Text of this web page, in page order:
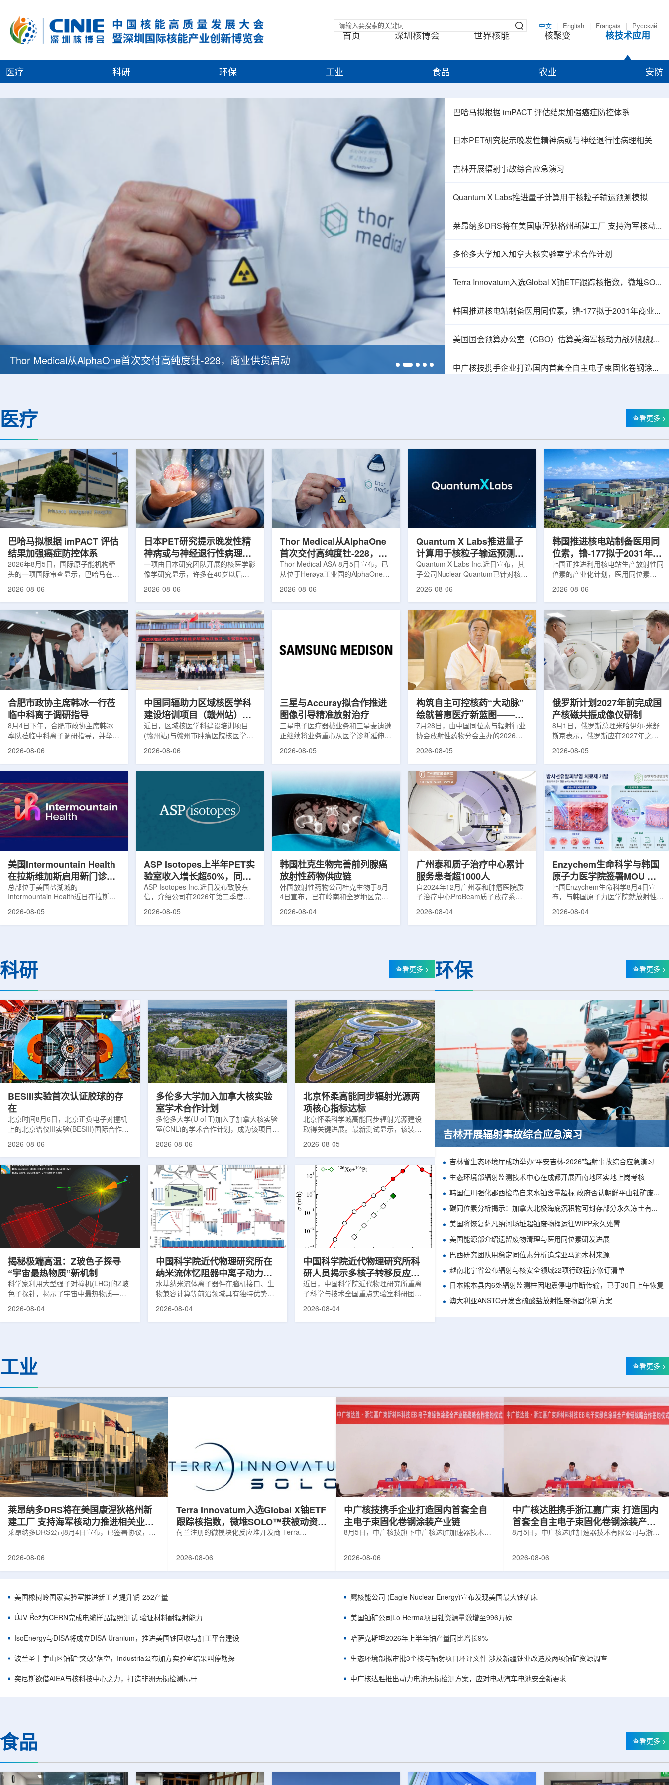
中文 English Français Русский
首页 深圳核博会 世界核能 核聚变 核技术应用
医疗 科研 环保 工业 食品 农业 安防
Thor Medical从AlphaOne首次交付高纯度钍-228，商业供货启动
巴哈马拟根据 imPACT 评估结果加强癌症防控体系
日本PET研究提示晚发性精神病或与神经退行性病理相关
吉林开展辐射事故综合应急演习
Quantum X Labs推进量子计算用于核粒子输运预测模拟
莱昂纳多DRS将在美国康涅狄格州新建工厂 支持海军核动力推进相关业务增长
多伦多大学加入加拿大核实验室学术合作计划
Terra Innovatum入选Global X铀ETF跟踪核指数，微堆SOLO™获被动资金曝光
韩国推进核电站制备医用同位素，镥-177拟于2031年商业化生产
美国国会预算办公室（CBO）估算美海军核动力战列舰舰队总成本2750亿美元
中广核技携手企业打造国内首套全自主电子束固化卷钢涂装产业链
医疗 查看更多 >
巴哈马拟根据 imPACT 评估
结果加强癌症防控体系
2026年8月5日，国际原子能机构牵
头的一项国际审查显示，巴哈马在加
强癌症治疗服务方面具备进一步提升
治疗效果提出了路线图。巴哈马拿骚
玛格丽特公主医院(图片：Pelow
Media/Adobe Stock)这项 imPACT
评估由国际原子能机构、世界卫生组
织/泛美卫生组织和国际癌症研究机
构共同开展，应巴哈马卫生与健康部
请求进行，重点评估该国癌症防控能
力和实际需求。6月9日至11日，专
2026-08-06
日本PET研究提示晚发性精
神病或与神经退行性病理相
关
一项由日本研究团队开展的核医学影
像学研究显示，许多在40岁以后首
次出现幻觉、妄想等精神病性症状的
常沉积。研究纳入37名晚发性精神
病患者和47名年龄匹配的健康对照
者。研究人员采用淀粉样蛋白PET示
踪剂^11C-PiB，以及tau蛋白PET示
踪剂^18F-florzolotau，对受试者大
脑中的β-淀粉样蛋白和tau蛋白积累
情况进行评估。结果显示，晚发性精
2026-08-06
Thor Medical从AlphaOne
首次交付高纯度钍-228，商
业供货启动
Thor Medical ASA 8月5日宣布，已
从位于Herøya工业园的AlphaOne生
产设施完成首批高纯度钍-228(Th-
工业规模制造的开始，首批客户交付
表明公司已完成从产能建设到利用首
2026-08-06
Quantum X Labs推进量子
计算用于核粒子输运预测模
拟
Quantum X Labs Inc.近日宣布，其
子公司Nuclear Quantum已针对核工
业计算模拟中的一项瓶颈提出新方
算密集型场景。据介绍，传统粒子输
运模拟在核医学系统设计中具有重要
作用，但往往需要大量计算资源，并
伴随较长运行时间，影响研发和优化
效率。Nuclear Quantum此次提出的
技术，旨在把物理输运模型转化为量
子电路，使粒子传播和随机游走动力
学能够直接在量子计算框架中表示和
2026-08-06
韩国推进核电站制备医用同
位素，镥-177拟于2031年商
业化生产
韩国正推进利用核电站生产放射性同
位素的产业化计划，医用同位素
镥-177(Lu-177)被列为首个商业化目
产，后续还可能将产品范围扩大至
钴-60、氚-3和氦-3等同位素。Lu-
177是当前全球放射性药物市场中应
用较广的治疗性放射性同位素，可用
于前列腺癌、神经内分泌肿瘤等疾病
相关放射性药物。此前，韩国所需
Lu-177完全依赖进口。由于其半衰
期约为6.6天，从生产、运输到药物
2026-08-06
合肥市政协主席韩冰一行莅
临中科离子调研指导
8月4日下午，合肥市政协主席韩冰
率队莅临中科离子调研指导，并举行
座谈交流。市人大常委会副主任雍凤
中国科学院合肥物质科学研究院副院
长宋云涛，中科离子董事长刘璐，总
经理陈永华，副总经理丁开忠、李
俊、光若怀陪同。韩冰一行详细了解
中科离子产业布局、经营情况，重点
围绕核医疗及高端装备关键技术突
2026-08-06
中国同辐助力区域核医学科
建设培训项目（赣州站）与
赣州市肿瘤医院核医学诊疗
高质量建设项目同步启动
近日，区域核医学科建设培训项目
(赣州站)与赣州市肿瘤医院核医学诊
疗高质量建设项目在赣州市肿瘤医院
任杨传盛主持。赣州市卫生健康委员
会副主任傅伟、中华医学会核医学分
会主任委员汪静、赣州市肿瘤医院党
2026-08-06
三星与Accuray拟合作推进
图像引导精准放射治疗
三星电子医疗器械业务和三星麦迪逊
正继续将业务重心从医学诊断延伸至
治疗领域。8月5日，三星HME美国
书，双方计划围绕基于容积成像的精
准放射治疗解决方案开展合作探讨。
根据意向书，双方拟研究将三星移动
CT扫描仪BodyTom与Accuray机器
人放射外科平台CyberKnife相结合。
该合作方向旨在把高分辨率三维成像
能力与图像引导机器人放射外科技术
连接起来，使医务人员能够更准确地
2026-08-05
构筑自主可控核药“大动脉”
绘就普惠医疗新蓝图——专
访中国同辐总工程师、中核
集团首席科学家刘蕴韬
7月28日，由中国同位素与辐射行业
协会放射性药物分会主办的2026年
放射性药物创新发展大会在山西省太
(以下简称：中国同辐)在推动核医疗
科技自立自强与普惠民生方面发挥着
压舱石的作用。在大会间隙，中国同
辐党委委员、总工程师、中核集团首
席科学家刘蕴韬接受记者专访时表
示，中国同辐将加快在建医药中心投
产运行，加快智慧核医学系统布局，
持续缩小城乡核医疗资源差距。同
2026-08-05
俄罗斯计划2027年前完成国
产核磁共振成像仪研制
8月1日，俄罗斯总理米哈伊尔·米舒
斯京表示，俄罗斯应在2027年之前
完成国产核磁共振成像仪的研制工
察中心已安装的磁共振成像设备时，
他向俄罗斯卫生部长米哈伊尔·穆拉
什科询问国产设备研发情况。穆拉什
科表示，相关研发工作正由俄罗斯国
家原子能公司推进，并称该设备预计
将在明年完成。米舒斯京随后表示，
希望俄罗斯明年能够拥有本国研制的
核磁共振成像仪。该设备若按计划
2026-08-05
美国Intermountain Health
在拉斯维加斯启用新门诊诊
所，配置PET/CT和直线加
速器
总部位于美国盐湖城的
Intermountain Health近日在拉斯维
加斯西南部启用一座新的门诊诊所。
开放日活动后正式开放。该诊所整合
了此前分布在拉斯维加斯谷多个地点
疗服务。根据介绍，诊所服务范围包
括成人及...
2026-08-05
ASP Isotopes上半年PET实
验室收入增长超50%，同位
素浓缩设施推进商业生产
ASP Isotopes Inc.近日发布致股东
信，介绍公司在2026年第二季度财
务业绩公布前各业务板块的运营进
入商业生产前的最后阶段，预计将在
2026年下半年交...
2026-08-05
韩国杜克生物完善前列腺癌
放射性药物供应链
韩国放射性药物公司杜克生物于8月
4日宣布，已在岭南和全罗地区完成
前列腺癌诊断用放射性药物
病率排名第六位的疾病;伴随PSMA靶
向治疗的日益普及，对前列腺癌治...
2026-08-04
广州泰和质子治疗中心累计
服务患者超1000人
自2024年12月广州泰和肿瘤医院质
子治疗中心ProBeam质子放疗系统
正式投入临床应用以来，该中心在
19个月。相关对比包括：美国埃默
里质子治疗中心自2018年12月启动
时约2年;英国伦敦大学学院医院质子
中心自2021...
2026-08-04
Enzychem生命科学与韩国
原子力医学院签署MOU 合
作开发放射性皮炎治疗剂
韩国Enzychem生命科学8月4日宣
布，与韩国原子力医学院就放射性皮
炎(Radiation-Induced Dermatitis)治
中最常见的治疗相关副作用之一，表
现为皮肤红斑、疼痛、瘙痒、脱皮等
治疗过程产生负面影响。该治疗剂近
2026-08-04
科研 查看更多 >
BESIII实验首次认证胶球的存
在
北京时间8月6日，北京正负电子对撞机
上的北京谱仪III实验(BESIII)国际合作组
经过15年的持续研究，BESIII实验建立
了证明胶球存在的完整证据链，解开了
困扰学术界近半个世纪的胶球存在之
谜。该发现不仅为量子色动力学理论提
供了决定性验证，也表明一类全新物质
形态——纯由力构成的物质的存在。原
子核由质子和中子组成，质子和中子又
由夸克组成。夸克之间靠胶子传递强相
互...
2026-08-06
多伦多大学加入加拿大核实验
室学术合作计划
多伦多大学(U of T)加入了加拿大核实验
室(CNL)的学术合作计划，成为该项目中
究。在施瓦茨·赖斯曼创新园区举行了签
约仪式，标志着多伦多大学、加拿大核
实验室和原子能公司有限公司(AECL)正
式确立了合作关系。该学术合作计划将
为参学院校提供进入国家级实验室基础
设施、技术和专业知识的渠道，合作领
域涵盖清洁能源、医疗健康、环境修复
以及国家安全等多个方面。此次...
2026-08-06
北京怀柔高能同步辐射光源两
项核心指标达标
北京怀柔科学城高能同步辐射光源建设
取得关键进展。最新测试显示，该装置
步。这两项指标直接决定光源能否为科
研用户提供稳定、高品质的X光束，也是
装置性能评估中的核心参数。自2025年
9月29日加速器达到验收指标后，项目团
队在试运行过程中持续调校设备、优化
束流状态。经过约9个月改进，装置关键
性能明显提升。储存环可理解为高能电
子运行的环形轨道，全长约1360米。
177...
2026-08-05
揭秘极端高温：Z玻色子探寻
“宇宙最热物质”新机制
科学家利用大型强子对撞机(LHC)的Z玻
色子探针，揭示了宇宙中最热物质——
夸克-胶子等离子体(QGP)如何吸收能量
相互作用，它能够几乎不受影响地穿过
等离子体，精确记录初始状态的信息。
克在...
2026-08-04
中国科学院近代物理研究所在
纳米流体忆阻器中离子动力学
调控研究方面获新进展
水基纳米流体离子器件在脑机接口、生
物兼容计算等前沿领域具有独特优势。
近期，中国科学院近代物理研究所重离
2026-08-04
中国科学院近代物理研究所科
研人员揭示多核子转移反应中
壳效应的双向作用机制
近日，中国科学院近代物理研究所重离
子科学与技术全国重点实验室科研团队
与合作者揭示了壳效应在多核子转移反
2026-08-04
环保 查看更多 >
吉林开展辐射事故综合应急演习
吉林省生态环境厅成功举办“平安吉林-2026”辐射事故综合应急演习
生态环境部辐射监测技术中心在成都开展西南地区实地上岗考核
韩国仁川强化郡西检岛自来水铀含量超标 政府否认朝鲜平山铀矿废水影响
碳同位素分析揭示：加拿大北极海底沉积物可封存部分永久冻土有机碳
美国将恢复萨凡纳河场址超铀废物桶运往WIPP永久处置
美国能源部介绍遗留废物清理与医用同位素研发进展
巴西研究团队用稳定同位素分析追踪亚马逊木材来源
越南北宁省公布辐射与核安全领域22项行政程序修订清单
日本熊本县内6处辐射监测柱因地震停电中断传输，已于30日上午恢复
澳大利亚ANSTO开发含硫酸盐放射性废物固化新方案
工业 查看更多 >
莱昂纳多DRS将在美国康涅狄格州新
建工厂 支持海军核动力推进相关业务
增长
莱昂纳多DRS公司8月4日宣布，已签署协议，将
并为公司在核能领域的后续增长提供空间和基础
尔德帕克里奇路120号，占地约14.1087万平方英
尺。工厂建成后，将整合目前分布在康涅狄格州
丹伯里和贝瑟尔三个地点的业务。该设施预计于
2027年初投入使用，若最终设计和租户装修工...
2026-08-06
Terra Innovatum入选Global X铀ETF
跟踪核指数，微堆SOLO™获被动资金
曝光
荷兰注册的微模块化反应堆开发商 Terra
Arca: URA，资管超50亿美元)的跟踪基准，本次
与 Cameco、Kazatomprom、Centrus、Oklo、
NuScale、X-energy、三菱重...
2026-08-06
中广核技携手企业打造国内首套全自
主电子束固化卷钢涂装产业链
8月5日，中广核技旗下中广核达胜加速器技术有
规模化量产工艺能力，双方合力建成国内首套全
整产业链，标志我国彩涂行业正式进入无溶剂、
零VOC(挥发性有机化合物)、常温绿色固化新时
代。中广核达胜与浙江嘉广束签署电子束固化卷
钢涂装战略合作协议电子束固化是...
2026-08-06
中广核达胜携手浙江嘉广束 打造国内
首套全自主电子束固化卷钢涂装产业
链
8月5日，中广核达胜加速器技术有限公司与浙江
艺能力，双方合力建成国内首套全流程自主可
标志我国彩涂行业正式进入无溶剂、零VOC(挥发
性有机化合物)、常温绿色固化新时代。▲中广核
2026-08-06
美国橡树岭国家实验室推进新工艺提升锎-252产量
ÚJV Řež为CERN完成电缆样品辐照测试 验证材料耐辐射能力
IsoEnergy与DISA将成立DISA Uranium，推进美国铀回收与加工平台建设
波兰圣十字山区铀矿“突破”落空，Industria公布加方实验室结果叫停勘探
突尼斯欲借AIEA与核科技中心之力，打造非洲无损检测标杆
鹰核能公司 (Eagle Nuclear Energy)宣布发现美国最大铀矿床
美国铀矿公司Lo Herma项目铀资源量激增至996万磅
哈萨克斯坦2026年上半年铀产量同比增长9%
生态环境部拟审批3个核与辐射项目环评文件 涉及新疆铀业改造及两项铀矿资源调查
中广核达胜推出动力电池无损检测方案，应对电动汽车电池安全新要求
食品 查看更多 >